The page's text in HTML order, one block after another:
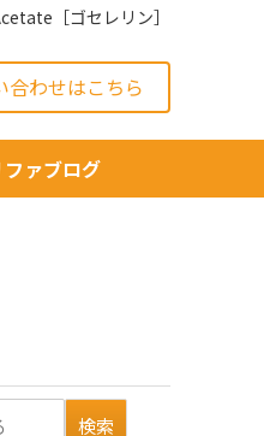
［ゴセレリン］
合わせはこちら
ァブログ